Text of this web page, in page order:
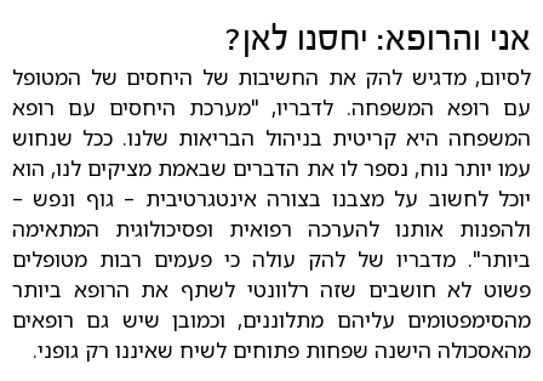
אני והרופא: יחסנו לאן?
לסיום, מדגיש להק את החשיבות של היחסים של המטופל
עם רופא המשפחה. לדבריו, "מערכת היחסים עם רופא
המשפחה היא קריטית בניהול הבריאות שלנו. ככל שנחוש
עמו יותר נוח, נספר לו את הדברים שבאמת מציקים לנו, הוא
יוכל לחשוב על מצבנו בצורה אינטגרטיבית – גוף ונפש –
ולהפנות אותנו להערכה רפואית ופסיכולוגית המתאימה
ביותר". מדבריו של להק עולה כי פעמים רבות מטופלים
פשוט לא חושבים שזה רלוונטי לשתף את הרופא ביותר
מהסימפטומים עליהם מתלוננים, וכמובן שיש גם רופאים
מהאסכולה הישנה שפחות פתוחים לשיח שאיננו רק גופני.